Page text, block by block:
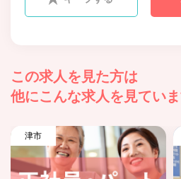
この求人を見た方は
他にこんな求人を見てい
津市